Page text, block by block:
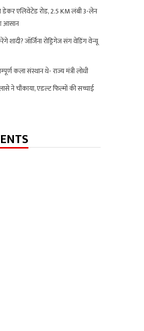
डेकर एलिवेटेड रोड, 2.5 KM लंबी 3-लेन
आसान
शादी? जॉर्जिना रोड्रिगेज संग वेडिंग वेन्यू
कला संस्थान थे- राज्य मंत्री लोधी
ने चौंकाया, एडल्ट फिल्मों की सच्चाई